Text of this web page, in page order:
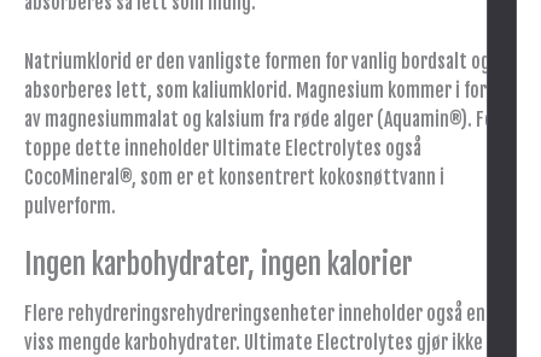
Natriumklorid er den vanligste formen for vanlig bordsalt og
absorberes lett, som kaliumklorid. Magnesium kommer i form
av magnesiummalat og kalsium fra røde alger (Aquamin®). For å
toppe dette inneholder Ultimate Electrolytes også
CocoMineral®, som er et konsentrert kokosnøttvann i
pulverform.
Ingen karbohydrater, ingen kalorier
Flere rehydreringsrehydreringsenheter inneholder også en
viss mengde karbohydrater. Ultimate Electrolytes gjør ikke